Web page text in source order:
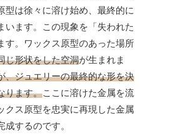
型は徐々に溶け始め、最終的に
います。この現象を「失われた
す。ワックス原型のあった場所
じ形状をした空洞が生まれま
、ジュエリーの最終的な形を決
ります。ここに溶けた金属を流
クス原型を忠実に再現した金属
するのです。